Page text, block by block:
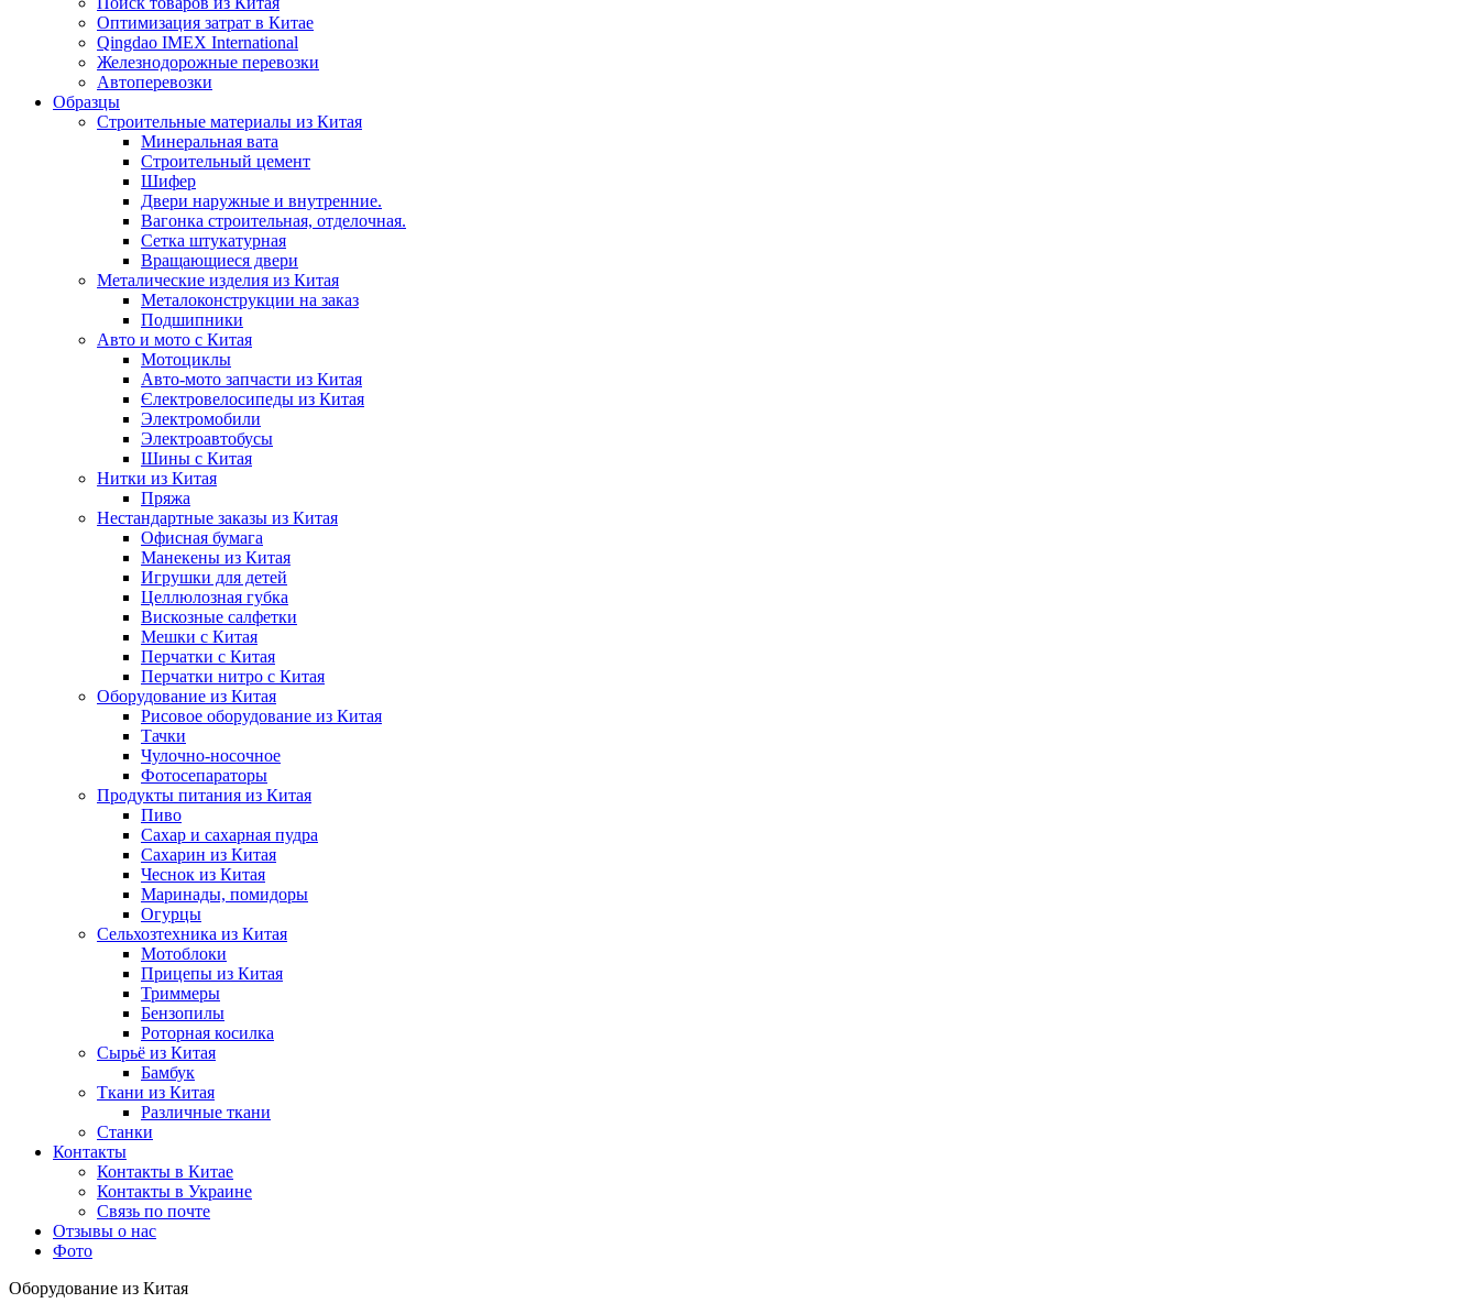
Оптимизация затрат в Китае
Qingdao IMEX International
Железнодорожные перевозки
Автоперевозки
Образцы
Строительные материалы из Китая
Минеральная вата
Строительный цемент
Шифер
Двери наружные и внутренние.
Вагонка строительная, отделочная.
Сетка штукатурная
Вращающиеся двери
Металические изделия из Китая
Металоконструкции на заказ
Подшипники
Авто и мото с Китая
Мотоциклы
Авто-мото запчасти из Китая
Єлектровелосипеды из Китая
Электромобили
Электроавтобусы
Шины с Китая
Нитки из Китая
Пряжа
Нестандартные заказы из Китая
Офисная бумага
Манекены из Китая
Игрушки для детей
Целлюлозная губка
Вискозные салфетки
Мешки с Китая
Перчатки с Китая
Перчатки нитро с Китая
Оборудование из Китая
Рисовое оборудование из Китая
Тачки
Чулочно-носочное
Фотосепараторы
Продукты питания из Китая
Пиво
Сахар и сахарная пудра
Сахарин из Китая
Чеснок из Китая
Маринады, помидоры
Огурцы
Сельхозтехника из Китая
Мотоблоки
Прицепы из Китая
Триммеры
Бензопилы
Роторная косилка
Сырьё из Китая
Бамбук
Ткани из Китая
Различные ткани
Станки
Контакты
Контакты в Китае
Контакты в Украине
Связь по почте
Отзывы о нас
Фото
Оборудование из Китая